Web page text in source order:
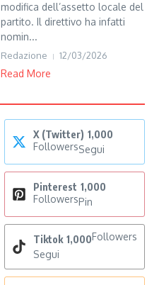
modifica dell’assetto locale del
partito. Il direttivo ha infatti
nomin...
Redazione 12/03/2026
Read More
X (Twitter) 1,000
FollowersSegui
Pinterest 1,000
FollowersPin
Tiktok 1,000Followers
Segui